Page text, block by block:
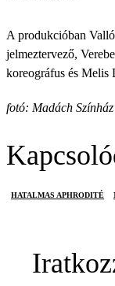
A produkcióban
jelmeztervező,
koreográfus és Melis
fotó: Madách Színház
HATALMAS APHRODITÉ